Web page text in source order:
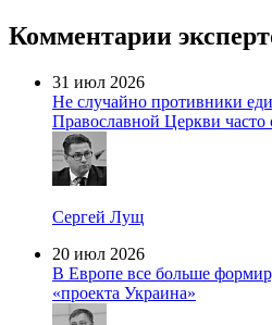
Комментарии
31 июл 2026
Не случайно противники
Православной Церкви
Сергей Лущ
20 июл 2026
В Европе все больше
«проекта Украина»